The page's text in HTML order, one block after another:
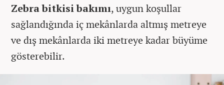
Zebra bitkisi bakımı, uygun koşullar
sağlandığında iç mekânlarda altmış metreye
ve dış mekânlarda iki metreye kadar büyüme
gösterebilir.